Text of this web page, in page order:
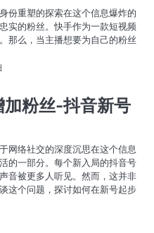
份重塑的探索在这个信息爆炸的
实的粉丝。快手作为一款短视频
那么，当主播想要为自己的粉丝
粉丝-抖音新号
网络社交的深度沉思在这个信息
的一部分。每个新入局的抖音号
音被更多人听见。然而，这并非
这个问题，探讨如何在新号起步